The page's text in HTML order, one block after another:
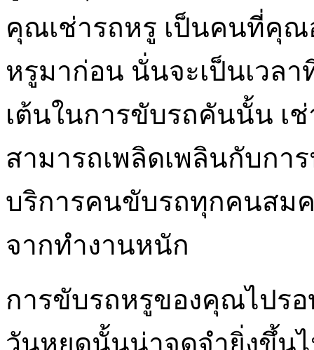
คุณเช่ารถหรู เป็นคนที่คุณ
หรูมาก่อน นั่นจะเป็นเวล
เต้นในการขับรถคันนั้น เ
สามารถเพลิดเพลินกับกา
บริการคนขับรถทุกคนสม
จากทำงานหนัก
การขับรถหรูของคุณไปรอ
วันหยุดนั้นน่าจดจำยิ่งขึ้น